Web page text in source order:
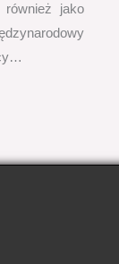
również jako